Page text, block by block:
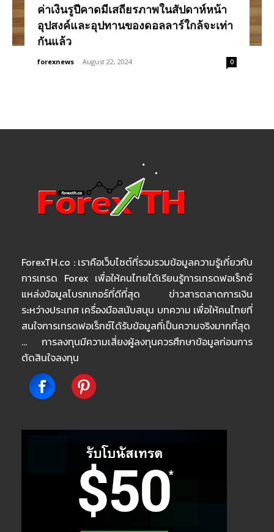
ค่าเงินรูปีคาดมีเสถียรภาพในสัปดาห์หน้า
อุปสงค์และอุปทานของดอลลาร์ใกล้จะเท่า
กันแล้ว
forexnews - August 22, 2024 0
ForexTH.co : เราคือเว็บไซต์ที่รวมรวมข้อมูลความรู้เกี่ยวกับ
การเทรด Forex เพื่อให้คนไทยได้เรียนรู้การเทรดฟอเร็กซ์
แหล่งข้อมูลโบรกเกอร์ที่ดีที่สุด ข่าวสารตลาดการเงิน
ระหว่างประเทศ เครื่องมือสนับสนุน บทความ เพื่อให้คนไทยที่
สนใจการเทรดฟอเร็กซ์ได้รับข้อมูลที่เป็นความจริงมากที่สุด
… การลงทุนมีความเสี่ยงผู้ลงทุนควรศึกษาข้อมูลก่อนการ
ตัดสินใจลงทุน